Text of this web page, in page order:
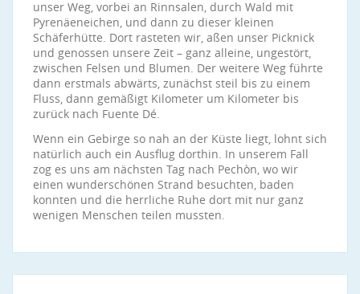
unser Weg, vorbei an Rinnsalen, durch Wald mit
Pyrenäeneichen, und dann zu dieser kleinen
Schäferhütte. Dort rasteten wir, aßen unser Picknick
und genossen unsere Zeit – ganz alleine, ungestört,
zwischen Felsen und Blumen. Der weitere Weg führte
dann erstmals abwärts, zunächst steil bis zu einem
Fluss, dann gemäßigt Kilometer um Kilometer bis
zurück nach Fuente Dé.
Wenn ein Gebirge so nah an der Küste liegt, lohnt sich
natürlich auch ein Ausflug dorthin. In unserem Fall
zog es uns am nächsten Tag nach Pechòn, wo wir
einen wunderschönen Strand besuchten, baden
konnten und die herrliche Ruhe dort mit nur ganz
wenigen Menschen teilen mussten.